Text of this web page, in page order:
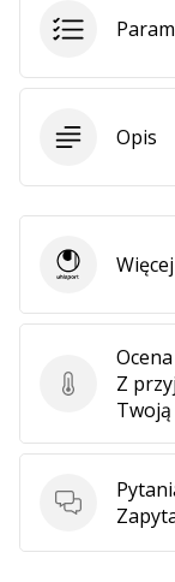
Opis
OcenaZ
Pytania
Uhlsport